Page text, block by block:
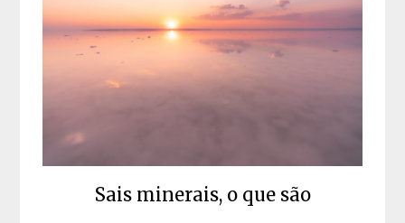
Sais minerais, o que são